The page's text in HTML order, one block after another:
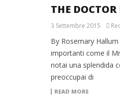
THE
3 Settembre 2015
By Rosemary
importanti come il
notai una splendida
preoccupai di
READ MORE